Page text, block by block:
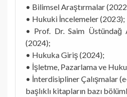
• Bilimsel Araştırmalar
• Hukuki İncelemeler (2023);
• Prof. Dr. Saim Üstündağ
(2024);
• Hukuka Giriş (2024);
• İşletme, Pazarlama ve
• İnterdisipliner Çalışmalar
başlıklı kitapların bazı